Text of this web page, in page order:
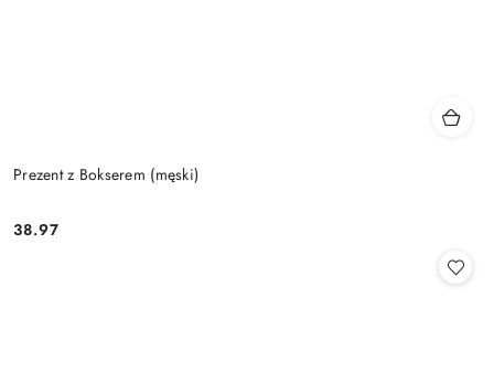
Prezent z Bokserem (męski)
Cena:
38.97